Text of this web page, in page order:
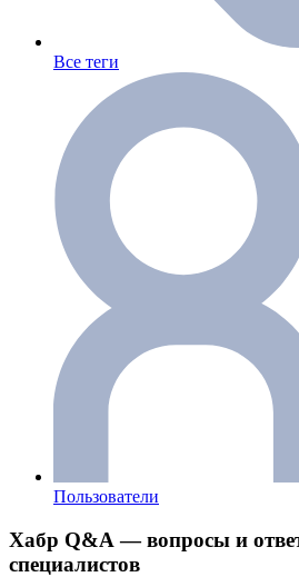
Все теги
Пользователи
Хабр Q&A — вопросы и
специалистов